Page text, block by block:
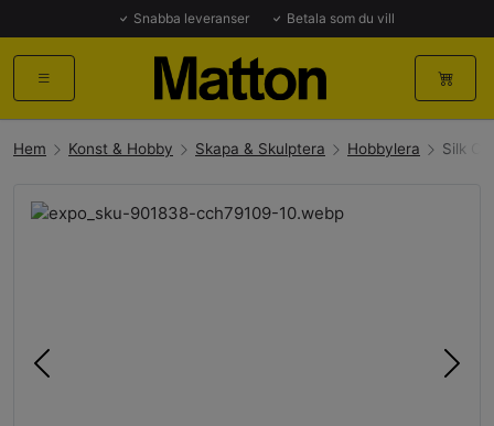
Snabba leveranser Betala som du vill
Hem Konst & Hobby Skapa & Skulptera Hobbylera Silk
Föregående Nästa